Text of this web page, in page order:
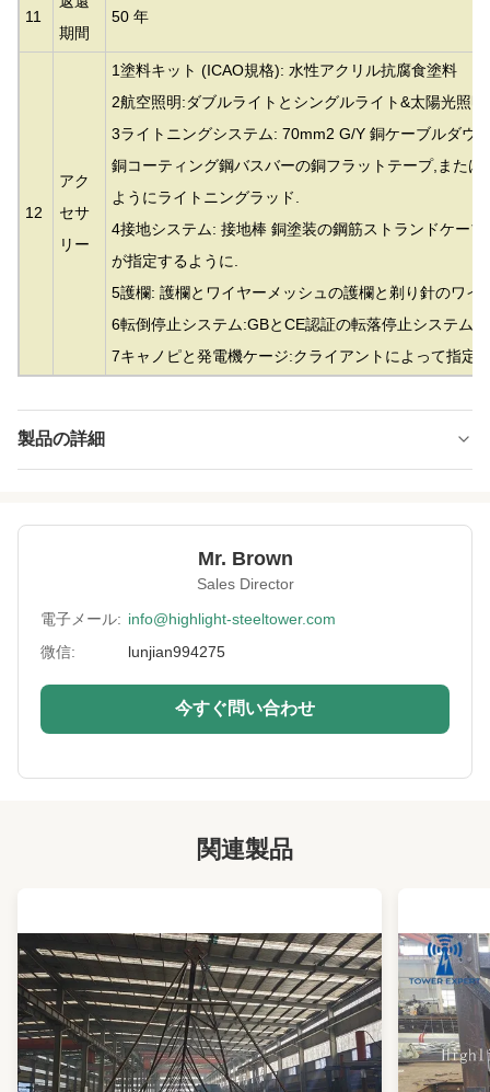
11
期間
50 年
12
アク
セサ
リー
1塗料キット (ICAO規格): 水性アクリル抗腐食塗料
2航空照明:ダブルライトとシングルライト&太陽光照明
3ライトニングシステム: 70mm2 G/Y 銅ケーブルダウ
銅コーティング鋼バスバーの銅フラットテープ,また
ようにライトニングラッド.
4接地システム: 接地棒 銅塗装の鋼筋ストランドケー
が指定するように.
5護欄: 護欄とワイヤーメッシュの護欄と剃り針のワイ
6転倒停止システム:GBとCE認証の転落停止システム.
7キャノピと発電機ケージ:クライアントによって指定
製品の詳細
Height: 0-300m
Certification: SGS, CE, ISO
Warranty: 15年
Surface
HDGとかペイントとか
Protection:
最低20年
低コスト
Antenna Load: 顧客の要求に応じて
Wind Resistance: 最高340km/h
Character: 占有面積が小さく、外観が美しい
Mr. Brown
Sales Director
電子メール: info@highlight-steeltower.com
微信:
lunjian994275
今すぐ問い合わせ
関連製品